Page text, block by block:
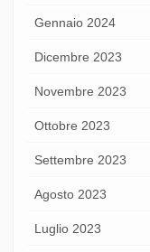
Gennaio 2024
Dicembre 2023
Novembre 2023
Ottobre 2023
Settembre 2023
Agosto 2023
Luglio 2023